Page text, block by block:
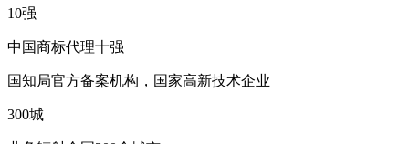
10强
中国商标代理十强
国知局官方备案机构，国家高新技术企业
300城